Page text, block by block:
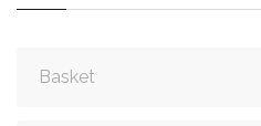
Basket